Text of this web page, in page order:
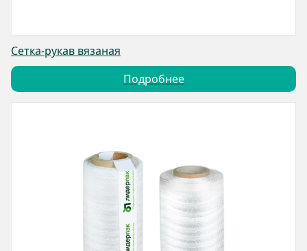
Сетка-рукав вязаная
Подробнее